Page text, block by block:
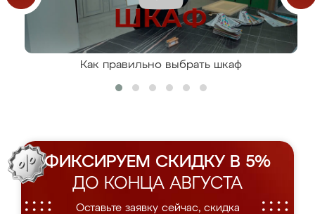
Как правильно выбрать шкаф
ФИКСИРУЕМ СКИДКУ В 5%
ДО КОНЦА АВГУСТА
Оставьте заявку сейчас, скидка